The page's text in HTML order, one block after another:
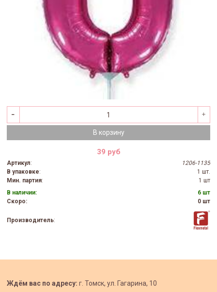
В корзину
39 руб
Артикул:
1206-1135
В упаковке:
1 шт.
Мин. партия:
1 шт
В наличии:
6 шт
Скоро:
0 шт
Производитель:
Ждём вас по адресу: г. Томск, ул. Гагарина, 10